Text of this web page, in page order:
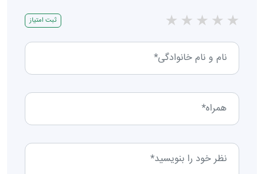
★
★
★
★
★ ثبت امتیاز